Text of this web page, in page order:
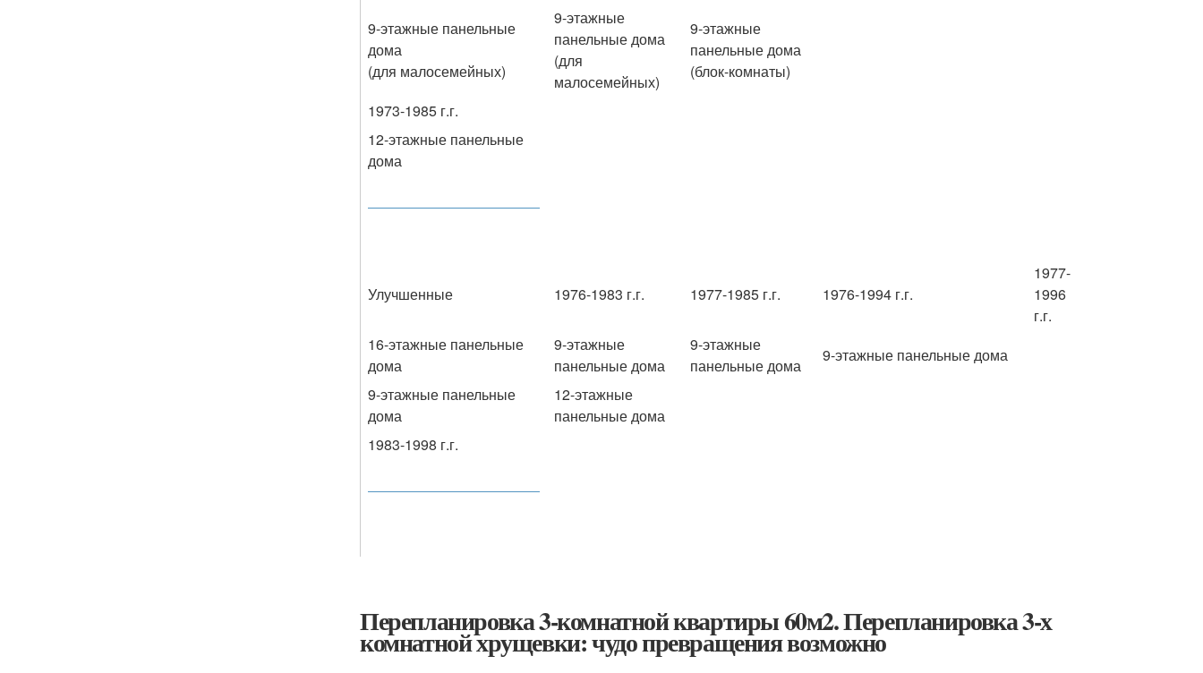
9-этажные панельные
дома
(для малосемейных)
9-этажные
панельные дома
(для
малосемейных)
9-этажные
панельные дома
(блок-комнаты)
1973-1985 г.г.
12-этажные панельные
дома
Улучшенные 1976-1983 г.г. 1977-1985 г.г. 1976-1994 г.г.
1977-
1996
г.г.
16-этажные панельные
дома
9-этажные
панельные дома
9-этажные
панельные дома
9-этажные панельные дома
9-этажные панельные
дома
12-этажные
панельные дома
1983-1998 г.г.
Перепланировка 3-комнатной квартиры 60м2. Перепланировка 3-х
комнатной хрущевки: чудо превращения возможно